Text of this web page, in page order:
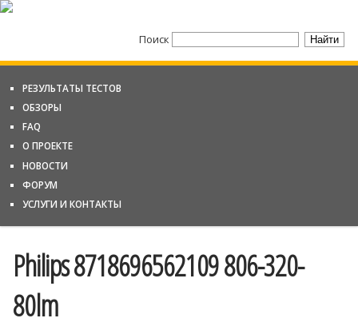
Поиск
РЕЗУЛЬТАТЫ ТЕСТОВ
ОБЗОРЫ
FAQ
О ПРОЕКТЕ
НОВОСТИ
ФОРУМ
УСЛУГИ И КОНТАКТЫ
Philips 8718696562109 806-320-
80lm